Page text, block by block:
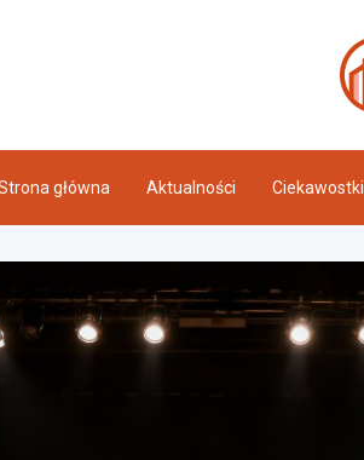
główna Aktualności Ciekawostki